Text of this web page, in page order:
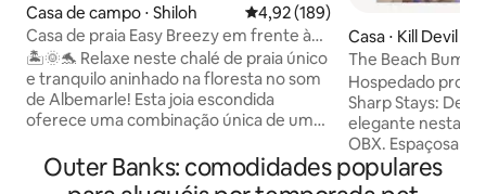
Casa de campo ⋅ Shiloh 4,92 de uma avaliação média de
4,92 (189)
Casa de praia Easy Breezy em frente à
água isolada
🏝️🌞🐬 Relaxe neste chalé de praia único
e tranquilo aninhado na floresta no som
de Albemarle! Esta joia escondida
oferece uma combinação única de um
verdadeiramente abundante nesta
escapada romântica ou férias em família
Casa ⋅ Kill Devil
The Beach Bum |
Hospedado
Sharp Stays:
elegante nesta
OBX. Espaçosa e
dispõe de 3
Totalmente
Outer Banks: comodidades populares